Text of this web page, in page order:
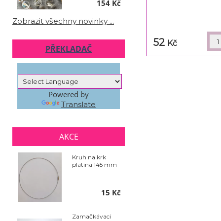
52 Kč
154 Kč
Zobrazit všechny novinky ...
PŘEKLADAČ
Powered by
Translate
AKCE
Kruh na krk
platina 145 mm
15 Kč
Zamačkávací